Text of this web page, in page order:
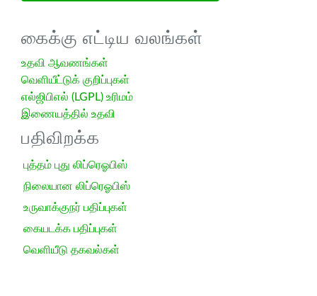
கைக்கு எட்டிய வலங்கள்
உதவி ஆவணங்கள்
வெளியீட்டுக் குறிப்புகள்
எல்ஜிபிஎல் (LGPL) உரிமம்
இணையத்தில் உதவி
பதிவிறக்க
புத்தம் புது லிப்ரெஓபிஸ்
நிலையான லிப்ரெஓபிஸ்
உருவாக்குநர் பதிப்புகள்
கையடக்க பதிப்புகள்
வெளியீடு தகவல்கள்